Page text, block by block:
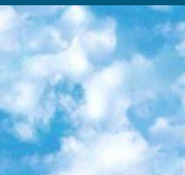
лекциям администрация ресурса прилагает готовые конспекты, которые можно скачивать в PDF-формате. 4. ITMOcourses Онлайн-площадка Санкт-Петербургского национального исследовательского университета информационных технологий, механики и оптики (ИТМО). Ресурс предоставляет свободный доступ к курсам, разработанным в этом вузе. Каталог материалов разбит на четыре категории: «Оптические системы и технологии», «Приборостроение и робототехника», «Информационные технологии» и «Биотехнологии». Курсы состоят из видеолекций, интерактивных демонстраций и заданий. 5. «КиберЛенинка» Электронная научная библиотека открытого доступа. Каталог площадки регулярно обрастает текстами статей из различных научных изданий. Сгруппированные по журналам и рубрикам публикации можно читать онлайн или скачивать целиком в PDF-формате. Проект нацелен на популяризацию науки за счёт открытого доступа к качественной информации. 6. «ПостНаука» На этом ресурсе публикуют подборки видеолекций, составленные экспертами из разных отраслей и объединённые общими темами. Среди них, к примеру, есть серии «Биоинформатика и геномика», «Культура средневековой Скандинавии» и Cinema Studies о теории кино. Каждая подборка лекций — логически связанная история, рассказанная экспертом от первого лица. Кроме того, на сайте появляются научно-образовательные статьи и тесты на разные темы. 7. «Newочём» Команда проекта «Newочём» отбирает самые интересные тексты из англоязычных СМИ и переводит те из них, за которые голосуют участники сообщества «ВКонтакте». По большей части это научно-популярные статьи. Редакторы придумывают лишь заголовки, в остальном содержание переводов соответствует оригиналам. Полные тексты можно читать прямо в социальной сети. 8. InternetUrok Онлайн-база материалов по основным дисциплинам школьной программы. Информация на сайте структурирована по классам, предметам и темам (урокам). Каждый урок состоит из видеолекций и конспектов. Есть также интерактивные тренажёры и тесты для закрепления пройденного материала. Даже если вы давно окончили школу, возможность повторить программу старших классов всегда может пригодиться. 9. Edutainme Ещё один ресурс об образовании. В отличие от Newtonew, как мне кажется, Edutainme больше ориентируется на представителей индустрии: педагогов, предпринимателей, разработчиков образовательных проектов. Но и любой, кто просто стремится к саморазвитию, найдёт на сайте много полезного и интересного для себя. Например, информацию о новых курсах и образовательных сервисах. 10. Newtonew Онлайн-медиа об образовании и обучении в широком смысле. Авторы Newtonew пишут об инструментах, заведениях, тактиках и стратегиях, которые помогают учить других и получать новые знания самостоятельно. На этой площадке вы найдёте новости, обзоры, аналитические мат